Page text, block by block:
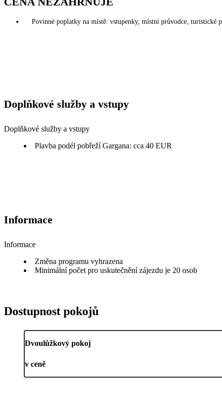
Povinné poplatky na místě: vstupenky, místní průvodce, turistické
Doplňkové služby a vstupy
Doplňkové služby a vstupy
Plavba podél pobřeží Gargana: cca 40 EUR
Informace
Informace
Změna programu vyhrazena
Minimální počet pro uskutečnění zájezdu je 20 osob
Dostupnost pokojů
Dvoulůžkový pokoj
v ceně